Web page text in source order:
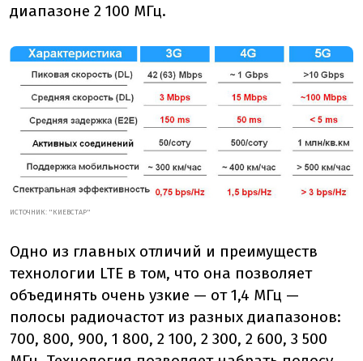
диапазоне 2 100 МГц.
ИСТОЧНИК: "КИЕВСТАР"
Одно из главных отличий и преимуществ
технологии LTE в том, что она позволяет
объединять очень узкие — от 1,4 МГц —
полосы радиочастот из разных диапазонов:
700, 800, 900, 1 800, 2 100, 2 300, 2 600, 3 500